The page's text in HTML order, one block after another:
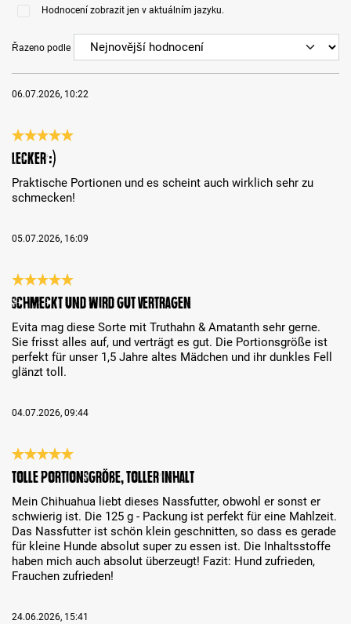
Hodnocení zobrazit jen v aktuálním jazyku.
Řazeno podle
06.07.2026, 10:22
Recenze s hodnocením 5 z 5 hvězd
Lecker :)
Praktische Portionen und es scheint auch wirklich sehr zu
schmecken!
05.07.2026, 16:09
Recenze s hodnocením 5 z 5 hvězd
Schmeckt und wird gut vertragen
Evita mag diese Sorte mit Truthahn & Amatanth sehr gerne.
Sie frisst alles auf, und verträgt es gut. Die Portionsgröße ist
perfekt für unser 1,5 Jahre altes Mädchen und ihr dunkles Fell
glänzt toll.
04.07.2026, 09:44
Recenze s hodnocením 5 z 5 hvězd
Tolle Portionsgröße, toller Inhalt
Mein Chihuahua liebt dieses Nassfutter, obwohl er sonst er
schwierig ist. Die 125 g - Packung ist perfekt für eine Mahlzeit.
Das Nassfutter ist schön klein geschnitten, so dass es gerade
für kleine Hunde absolut super zu essen ist. Die Inhaltsstoffe
haben mich auch absolut überzeugt! Fazit: Hund zufrieden,
Frauchen zufrieden!
24.06.2026, 15:41